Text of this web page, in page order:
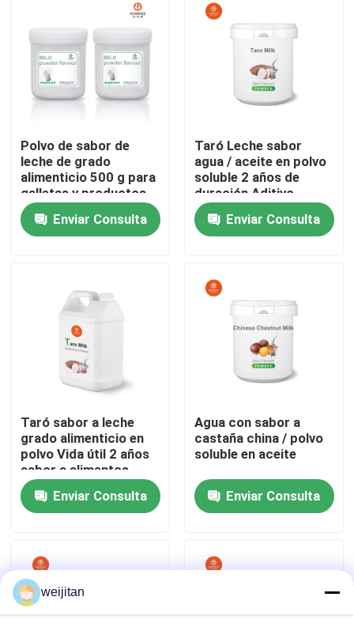
Hogar
Productos
Viaje de la fábrica
Control de calidad
Éntrenos en contacto con
Pida una cita
Sabor sabroso
Sabor de las bebidas
Polvo de sabor de
leche de grado
alimenticio 500 g para
galletas y productos
de confitería
Enviar Consulta
Taró Leche sabor
agua / aceite en polvo
soluble 2 años de
duración Aditivo
alimentario
Enviar Consulta
Taró sabor a leche
grado alimenticio en
polvo Vida útil 2 años
sabor a alimentos
aditivo alimentario
líquido soluble en
agua/aceite
Enviar Consulta
Agua con sabor a
castaña china / polvo
soluble en aceite
Enviar Consulta
weijitan